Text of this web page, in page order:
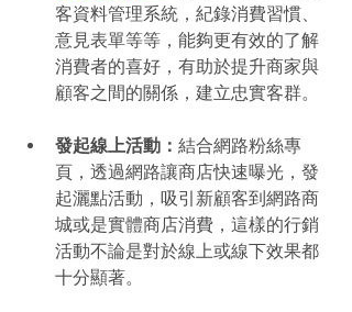
客資料管理系統，紀錄消費習慣、
意見表單等等，能夠更有效的了解
消費者的喜好，有助於提升商家與
顧客之間的關係，建立忠實客群。
發起線上活動： 結合網路粉絲專
頁，透過網路讓商店快速曝光，發
起灑點活動，吸引新顧客到網路商
城或是實體商店消費，這樣的行銷
活動不論是對於線上或線下效果都
十分顯著。